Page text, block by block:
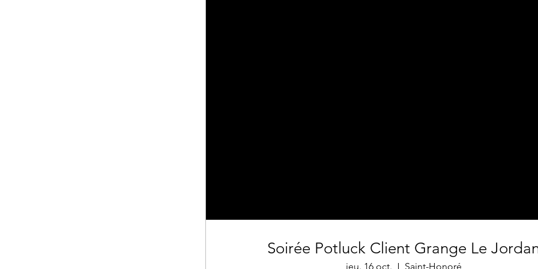
Soirée Potluck Client Grange Le
jeu. 16 oct. Saint-Honoré